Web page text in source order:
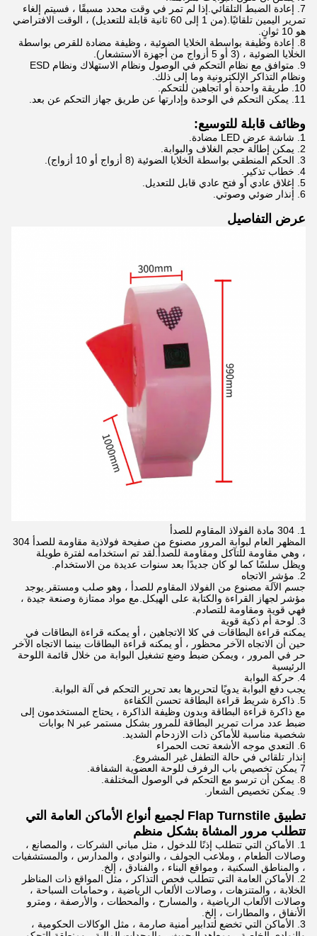
7. إعادة الضبط التلقائي.إذا لم تمر في وقت محدد مسبقًا ، فسيتم إلغاء
تمرير اليمين تلقائيًا.(من 1 إلى 60 ثانية قابلة للتعديل) ، الوقت الافتراضي
هو 10 ثوانٍ.
8. إعادة وظيفة بواسطة الخلايا الضوئية ، وظيفة مضادة للقرص بواسطة
الخلايا الضوئية ، (3 أو 5 أزواج من أجهزة الاستشعار).
9. متوافق مع نظام التحكم في الوصول ونظام الاستهلاك ونظام ESD
ونظام التذاكر الإلكترونية وما إلى ذلك.
10. طريقة واحدة أو اتجاهين للتحكم.
11. يمكن التحكم في الوحدة وإدارتها عن طريق جهاز التحكم عن بعد.
وظائف قابلة للتوسيع:
1. شاشة عرض LED مضادة.
2. يمكن إطالة حجم الغلاف والبوابة.
3. الحكم المنطقي بواسطة الخلايا الضوئية (8 أزواج أو 10 أزواج).
4. خطاب تذكير.
5. إغلاق عادي أو فتح عادي قابل للتعديل.
6. إنذار ضوئي وصوتي.
عرض التفاصيل
1. 304 مادة الفولاذ المقاوم للصدأ
المظهر العام لبوابة المرور مصنوع من صفيحة فولاذية مقاومة للصدأ 304
، وهي مقاومة للتآكل ومقاومة للصدأ.لقد تم استخدامه لفترة طويلة
ويظل سلسًا كما لو كان جديدًا بعد سنوات عديدة من الاستخدام.
2. مؤشر الاتجاه
جسم الآلة مصنوع من الفولاذ المقاوم للصدأ ، وهو صلب ومستقر.يوجد
مؤشر لجهاز القراءة والكتابة على الهيكل.مع مواد ممتازة وصنعة جيدة ،
فهي قوية ومقاومة للتصادم.
3. لوحة أم ذكية قوية
يمكنه قراءة البطاقات في كلا الاتجاهين ، أو يمكنه قراءة البطاقات في
حين أن الاتجاه الآخر محظور ، أو يمكنه قراءة البطاقات بينما الاتجاه الآخر
حر في المرور ، ويمكن ضبط وضع تشغيل البوابة من خلال قائمة اللوحة
الرئيسية
4. حركة البوابة
يجب دفع البوابة يدويًا لتحريرها بعد تحرير التحكم في آلة البوابة.
5. ذاكرة شريط قراءة البطاقة تحسن الكفاءة
مع ذاكرة قراءة البطاقة وبدون وظيفة الذاكرة ، يحتاج المستخدمون إلى
ضبط عدد مرات تمرير البطاقة للمرور بشكل مستمر عبر N بوابات
شخصية مناسبة للأماكن ذات الازدحام الشديد.
6. التعدي موجه الأشعة تحت الحمراء
إنذار تلقائي في حالة التطفل غير المشروع.
7 يمكن تخصيص باب الرفرف للوحة العضوية الشفافة.
8. يمكن أن ترسو مع التحكم في الوصول المختلفة.
9. يمكن تخصيص الشعار.
تطبيق Flap Turnstile لجميع أنواع الأماكن العامة التي
تتطلب مرور المشاة بشكل منظم
1. الأماكن التي تتطلب إذنًا للدخول ، مثل مباني الشركات ، والمصانع ،
وصالات الطعام ، وملاعب الجولف ، والنوادي ، والمدارس ، والمستشفيات
، والمناطق السكنية ، ومواقع البناء ، والفنادق ، إلخ.
2. الأماكن العامة التي تتطلب فحص التذاكر ، مثل المواقع ذات المناظر
الخلابة ، والمتنزهات ، وصالات الألعاب الرياضية ، وحمامات السباحة ،
وصالات الألعاب الرياضية ، والمسارح ، والمحطات ، والأرصفة ، ومترو
الأنفاق ، والمطارات ، إلخ.
3. الأماكن التي تخضع لتدابير أمنية صارمة ، مثل الوكالات الحكومية ،